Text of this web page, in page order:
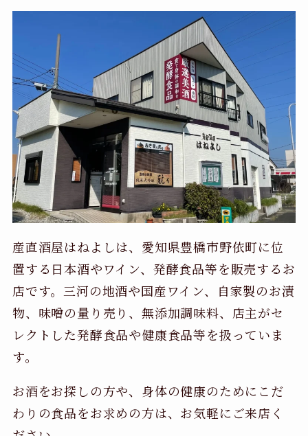
産直酒屋はねよしは、愛知県豊橋市野依町に位
置する日本酒やワイン、発酵食品等を販売するお
店です。三河の地酒や国産ワイン、自家製のお漬
物、味噌の量り売り、無添加調味料、店主がセ
レクトした発酵食品や健康食品等を扱っていま
す。
お酒をお探しの方や、身体の健康のためにこだ
わりの食品をお求めの方は、お気軽にご来店く